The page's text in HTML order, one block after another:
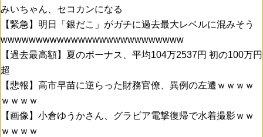
みいちゃん、セコカンになる
【緊急】明日「銀だこ」がガチに過去最大レベルに混みそう
wwwwwwwwwwwwwwwwwwwwwwwwww
【過去最高額】夏のボーナス、平均104万2537円 初の100万円
超
【悲報】高市早苗に逆らった財務官僚、異例の左遷ｗｗｗｗ
ｗｗｗｗ
【画像】小倉ゆうかさん、グラビア電撃復帰で水着撮影ｗｗ
ｗｗｗｗ